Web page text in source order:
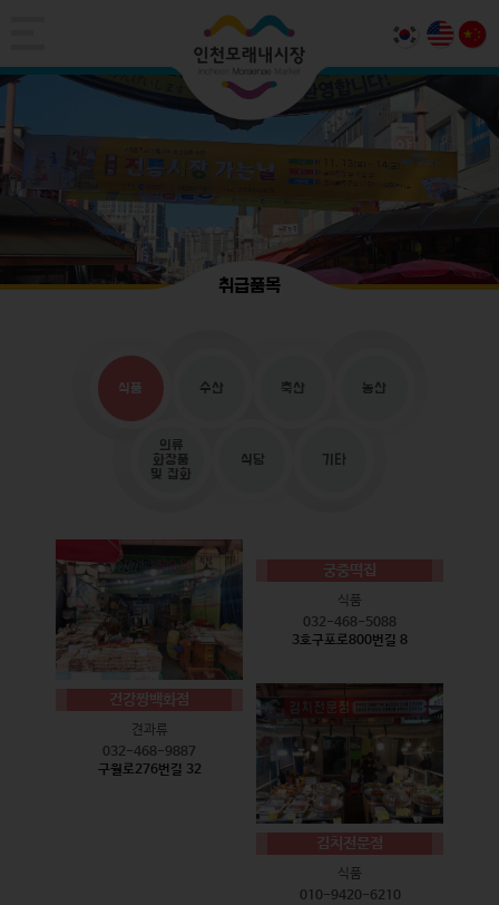
취급품목
식품 수산 축산 농산
의류
화장품
및 잡화
식당 기타
건강짱백화점
견과류
032-468-9887
구월로276번길 32
궁중떡집
식품
032-468-5088
3호구포로800번길 8
김치전문점
식품
010-9420-6210